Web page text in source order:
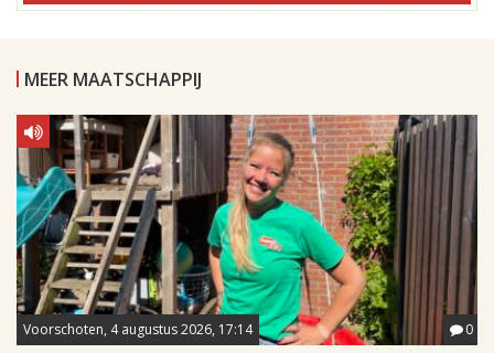
MEER MAATSCHAPPIJ
Voorschoten, 4 augustus 2026, 17:14 0